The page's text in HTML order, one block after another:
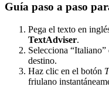
Guía paso a paso
Pega el texto en
TextAdviser.
Selecciona
destino.
Haz clic en el botón
friulano